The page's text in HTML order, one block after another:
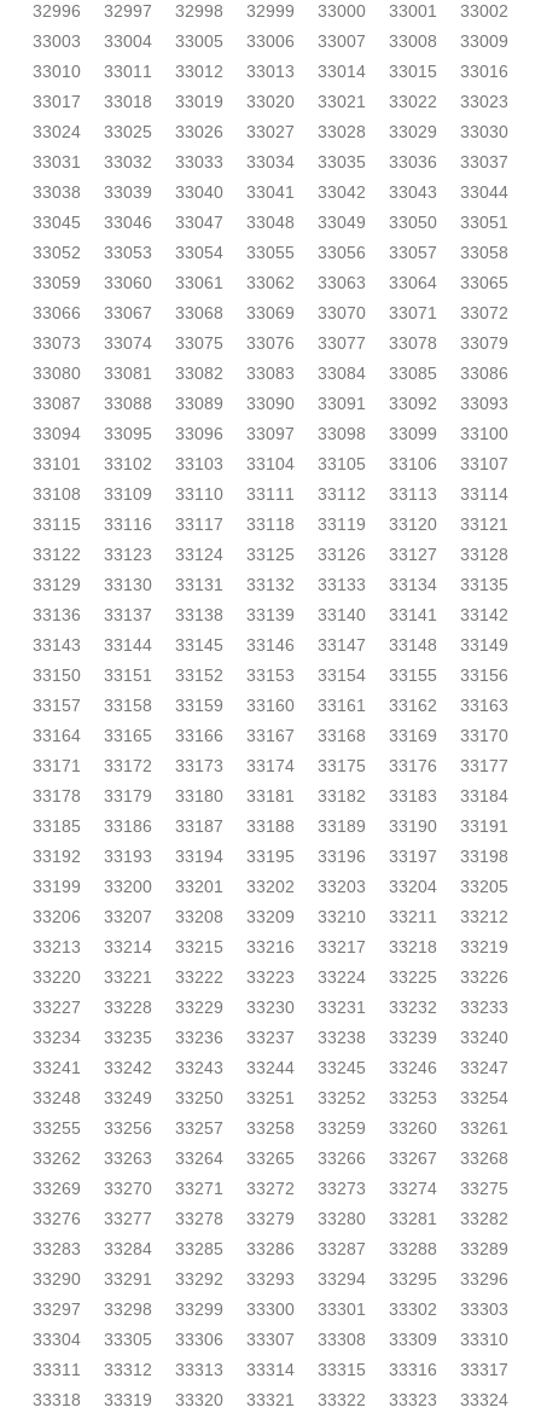
32996
32997 32998 32999 33000 33001
33002
33003
33004 33005 33006 33007 33008
33009
33010
33011 33012 33013 33014 33015
33016
33017
33018 33019 33020 33021 33022
33023
33024
33025 33026 33027 33028 33029
33030
33031
33032 33033 33034 33035 33036
33037
33038
33039 33040 33041 33042 33043
33044
33045
33046 33047 33048 33049 33050
33051
33052
33053 33054 33055 33056 33057
33058
33059
33060 33061 33062 33063 33064
33065
33066
33067 33068 33069 33070 33071
33072
33073
33074 33075 33076 33077 33078
33079
33080
33081 33082 33083 33084 33085
33086
33087
33088 33089 33090 33091 33092
33093
33094
33095 33096 33097 33098 33099
33100
33101
33102 33103 33104 33105 33106
33107
33108
33109 33110 33111 33112 33113
33114
33115
33116 33117 33118 33119 33120
33121
33122
33123 33124 33125 33126 33127
33128
33129
33130 33131 33132 33133 33134
33135
33136
33137 33138 33139 33140 33141
33142
33143
33144 33145 33146 33147 33148
33149
33150
33151 33152 33153 33154 33155
33156
33157
33158 33159 33160 33161 33162
33163
33164
33165 33166 33167 33168 33169
33170
33171
33172 33173 33174 33175 33176
33177
33178
33179 33180 33181 33182 33183
33184
33185
33186 33187 33188 33189 33190
33191
33192
33193 33194 33195 33196 33197
33198
33199
33200 33201 33202 33203 33204
33205
33206
33207 33208 33209 33210 33211
33212
33213
33214 33215 33216 33217 33218
33219
33220
33221 33222 33223 33224 33225
33226
33227
33228 33229 33230 33231 33232
33233
33234
33235 33236 33237 33238 33239
33240
33241
33242 33243 33244 33245 33246
33247
33248
33249 33250 33251 33252 33253
33254
33255
33256 33257 33258 33259 33260
33261
33262
33263 33264 33265 33266 33267
33268
33269
33270 33271 33272 33273 33274
33275
33276
33277 33278 33279 33280 33281
33282
33283
33284 33285 33286 33287 33288
33289
33290
33291 33292 33293 33294 33295
33296
33297
33298 33299 33300 33301 33302
33303
33304
33305 33306 33307 33308 33309
33310
33311
33312 33313 33314 33315 33316
33317
33318
33319 33320 33321 33322 33323
33324